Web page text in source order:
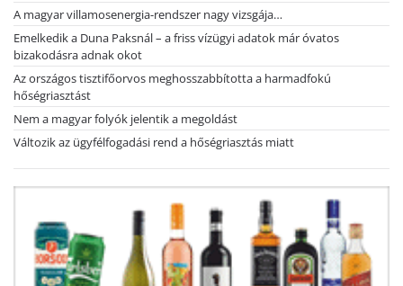
A magyar villamosenergia-rendszer nagy vizsgája…
Emelkedik a Duna Paksnál – a friss vízügyi adatok már óvatos
bizakodásra adnak okot
Az országos tisztifőorvos meghosszabbította a harmadfokú
hőségriasztást
Nem a magyar folyók jelentik a megoldást
Változik az ügyfélfogadási rend a hőségriasztás miatt